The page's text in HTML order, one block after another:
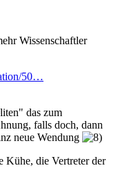
Wissenschaftler
50…
das zum
falls doch, dann
neue Wendung
Kühe, die Vertreter der